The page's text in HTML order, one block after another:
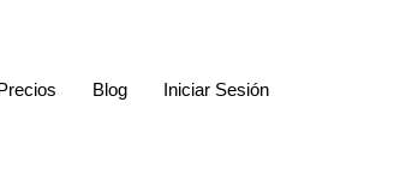
Blog Iniciar Sesión